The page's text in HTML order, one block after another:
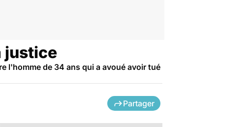
justice
l'homme de 34 ans qui a avoué avoir tué
Partager